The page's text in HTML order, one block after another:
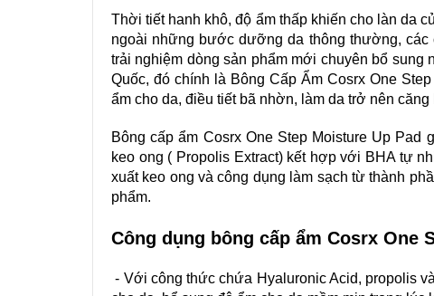
Thời tiết hanh khô, độ ẩm thấp khiến cho làn da
ngoài những bước dưỡng da thông thường, các
trải nghiệm dòng sản phẩm mới chuyên bổ
Quốc, đó chính là Bông Cấp ẨmCosrx One
ẩm cho da, điều tiết bã nhờn, làm da trở nên căng
Bông cấp ẩm Cosrx One Step Moisture Up Pad
keo ong ( Propolis Extract) kết hợp với BHA tự
xuất keo ong và công dụng làm sạch từ thành
phẩm.
Công dụng bông cấp ẩm Cosrx One
- Với công thức chứa Hyaluronic Acid, propolis